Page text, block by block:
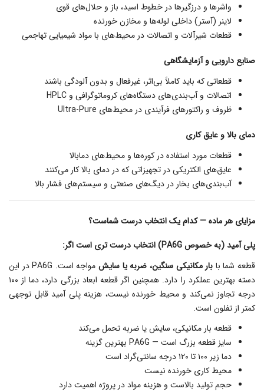
واشرها و درزگیرها در خطوط اسید، باز و حلال‌های قوی
لاینر (آستر) داخلی لوله‌ها و مخازن خورنده
قطعات شیرآلات و اتصالات در محیط‌های با مواد شیمیایی تهاجمی
صنایع دارویی و آزمایشگاهی
قطعاتی که باید کاملاً بی‌اثر، غیرفعال و بدون آلودگی باشند
اتصالات و آب‌بندی‌های دستگاه‌های کروماتوگرافی و HPLC
ظروف و راکتورهای فرآیندی در محیط‌های Ultra-Pure
دمای بالا و عایق‌ کاری
قطعات مورد استفاده در کوره‌ها و محیط‌های دمابالا
عایق‌های الکتریکی در تجهیزاتی که در دمای بالا کار می‌کنند
آب‌بندی‌های بخار در دیگ‌های صنعتی و سیستم‌های فشار بالا
مزایای هر ماده — کدام یک انتخاب درست شماست؟
پلی آمید (به خصوص PA6G) انتخاب درست‌ تری است اگر:
قطعه شما با بار مکانیکی سنگین، ضربه یا سایش
مواجه است. PA6G در این
دسته بهترین عملکرد را دارد. همچنین اگر قطعه ابعاد بزرگی دارد، دما از ۱۰۰
درجه تجاوز نمی‌کند و محیط خورنده نیست، هزینه پلی آمید قابل توجهی
کمتر از تفلون است.
قطعه بار مکانیکی، سایش یا ضربه تحمل می‌کند
سایز قطعه بزرگ است — PA6G بهترین گزینه
دما زیر ۱۰۰ تا ۱۲۰ درجه سانتی‌گراد است
محیط کاری خورنده نیست
حجم تولید بالاست و هزینه مواد در پروژه اهمیت دارد